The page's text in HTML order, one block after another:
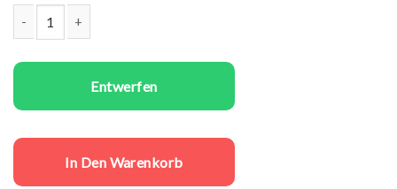
Entwerfen
In Den Warenkorb